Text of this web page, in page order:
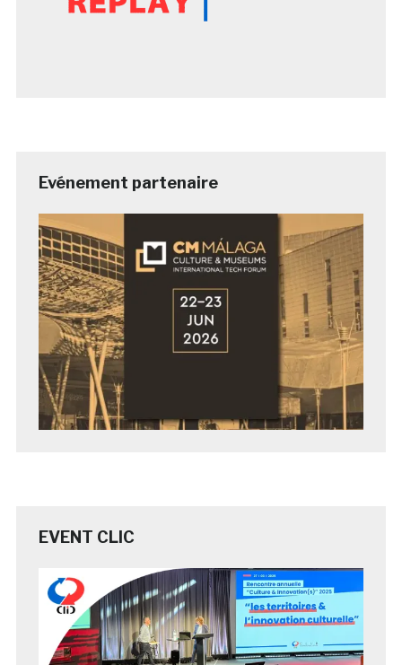
Evénement partenaire
EVENT CLIC